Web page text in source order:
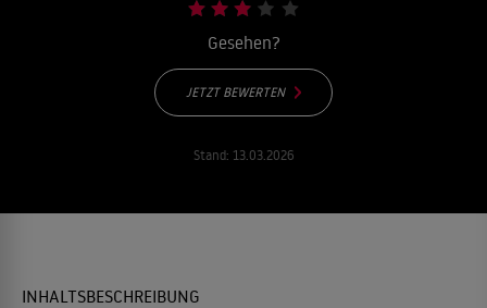
Gesehen?
JETZT BEWERTEN
Stand: 13.03.2026
INHALTSBESCHREIBUNG